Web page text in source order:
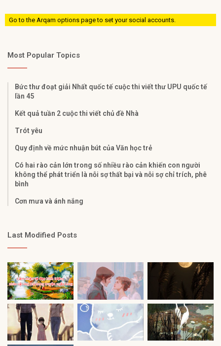
Go to the Arqam options page to set your social accounts.
Most Popular Topics
Bức thư đoạt giải Nhất quốc tế cuộc thi viết thư UPU quốc tế
lần 45
Kết quả tuần 2 cuộc thi viết chủ đề Nhà
Trót yêu
Quy định về mức nhuận bút của Văn học trẻ
Có hai rào cản lớn trong số nhiều rào cản khiến con người
không thể phát triển là nỗi sợ thất bại và nỗi sợ chỉ trích, phê
bình
Cơn mưa và ánh nắng
Last Modified Posts